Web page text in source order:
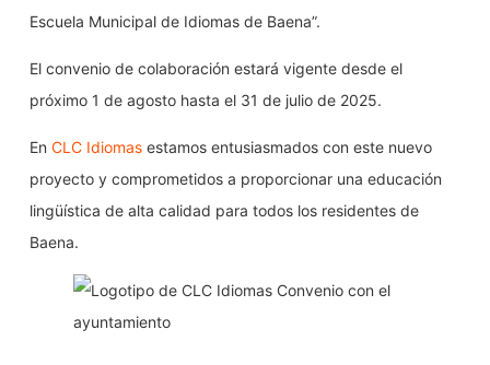
Escuela Municipal de Idiomas de Baena”.
El convenio de colaboración estará vigente desde el
próximo 1 de agosto hasta el 31 de julio de 2025.
En CLC Idiomas estamos entusiasmados con este nuevo
proyecto y comprometidos a proporcionar una educación
lingüística de alta calidad para todos los residentes de
Baena.